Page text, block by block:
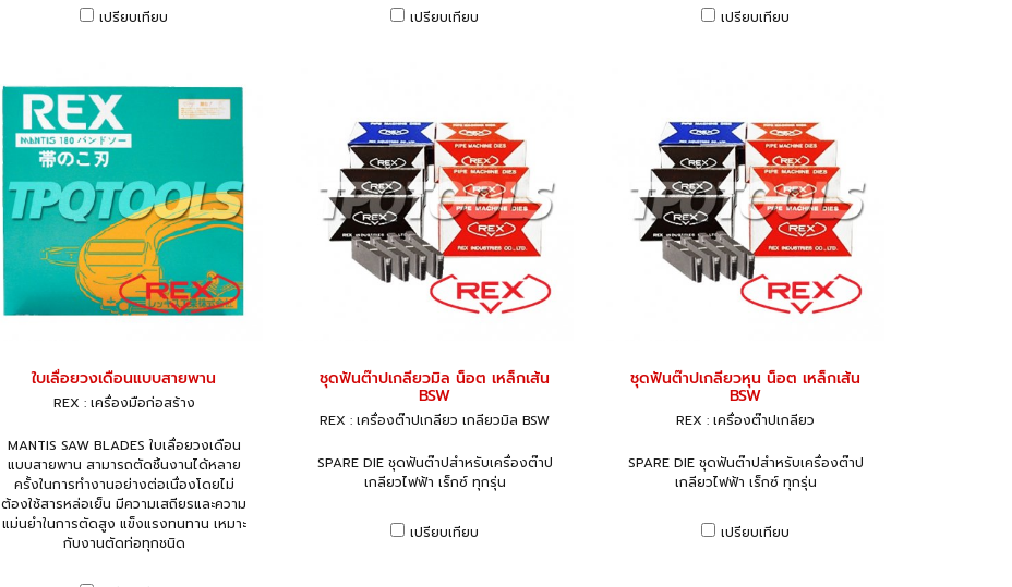
เปรียบเทียบ เปรียบเทียบ เปรียบเทียบ
ใบเลื่อยวงเดือนแบบสายพาน
REX : เครื่องมือก่อสร้าง
MANTIS SAW BLADES ใบเลื่อยวงเดือน
แบบสายพาน สามารถตัดชิ้นงานได้หลาย
ครั้งในการทำงานอย่างต่อเนื่องโดยไม่
ต้องใช้สารหล่อเย็น มีความเสถียรและความ
แม่นยำในการตัดสูง แข็งแรงทนทาน เหมาะ
กับงานตัดท่อทุกชนิด
ชุดฟันต๊าปเกลียวมิล น็อต เหล็กเส้น
BSW
REX : เครื่องต๊าปเกลียว เกลียวมิล BSW
SPARE DIE ชุดฟันต๊าปสำหรับเครื่องต๊าป
เกลียวไฟฟ้า เร็กซ์ ทุกรุ่น
เปรียบเทียบ
ชุดฟันต๊าปเกลียวหุน น็อต เหล็กเส้น
BSW
REX : เครื่องต๊าปเกลียว
SPARE DIE ชุดฟันต๊าปสำหรับเครื่องต๊าป
เกลียวไฟฟ้า เร็กซ์ ทุกรุ่น
เปรียบเทียบ